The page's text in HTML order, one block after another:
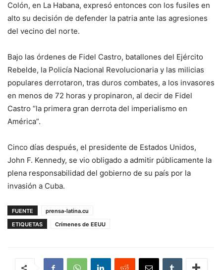
Colón, en La Habana, expresó entonces con los fusiles en
alto su decisión de defender la patria ante las agresiones
del vecino del norte.
Bajo las órdenes de Fidel Castro, batallones del Ejército
Rebelde, la Policía Nacional Revolucionaria y las milicias
populares derrotaron, tras duros combates, a los invasores
en menos de 72 horas y propinaron, al decir de Fidel
Castro “la primera gran derrota del imperialismo en
América”.
Cinco días después, el presidente de Estados Unidos,
John F. Kennedy, se vio obligado a admitir públicamente la
plena responsabilidad del gobierno de su país por la
invasión a Cuba.
FUENTE
prensa-latina.cu
ETIQUETAS
Crímenes de EEUU